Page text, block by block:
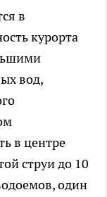
в
курорта
вод,
в центре
струи до 10
один